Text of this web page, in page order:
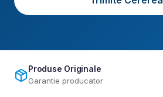
Produse Originale
Garantie producator